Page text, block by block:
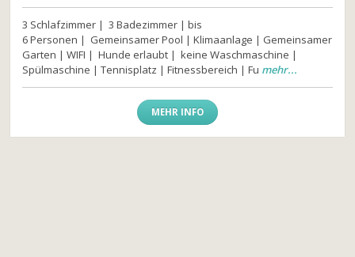
3 Schlafzimmer | 3 Badezimmer | bis
6 Personen | Gemeinsamer Pool | Klimaanlage | Gemeinsamer
Garten | WIFI | Hunde erlaubt | keine Waschmaschine |
Spülmaschine | Tennisplatz | Fitnessbereich | Fu mehr...
MEHR INFO